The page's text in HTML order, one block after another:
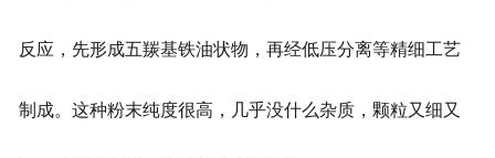
反应，先形成五羰基铁油状物，再经低压分离等精细工艺
制成。这种粉末纯度很高，几乎没什么杂质，颗粒又细又